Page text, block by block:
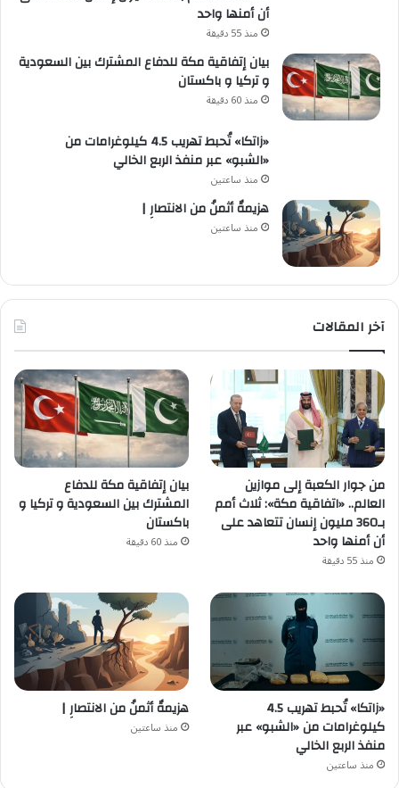
أن أمنها واحد
منذ 55 دقيقة
بيان إتفاقية مكة للدفاع المشترك بين السعودية
و تركيا و باكستان
منذ 60 دقيقة
«زاتكا» تُحبط تهريب 4.5 كيلوغرامات من
«الشبو» عبر منفذ الربع الخالي
منذ ساعتين
هزيمةٌ أثمنُ من الانتصارِ |
منذ ساعتين
آخر المقالات
من جوار الكعبة إلى موازين
العالم.. «اتفاقية مكة»: ثلاث أمم
بـ360 مليون إنسان تتعاهد على
أن أمنها واحد
منذ 55 دقيقة
بيان إتفاقية مكة للدفاع
المشترك بين السعودية و تركيا و
باكستان
منذ 60 دقيقة
«زاتكا» تُحبط تهريب 4.5
كيلوغرامات من «الشبو» عبر
منفذ الربع الخالي
منذ ساعتين
هزيمةٌ أثمنُ من الانتصارِ |
منذ ساعتين